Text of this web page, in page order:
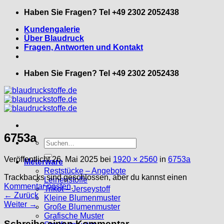
Zum
springen
Haben Sie Fragen? Tel +49 2302 2052438
Kundengalerie
Über Blaudruck
Fragen, Antworten und Kontakt
Haben Sie Fragen? Tel +49 2302 2052438
Suche
nach:
Meterware
Reststücke – Angebote
Leinenstoffe
Trikot – Jerseystoff
Kleine Blumenmuster
Große Blumenmuster
Grafische Muster
6753a
Veröffentlicht26. Mai 2025 bei 1920 × 2560 in 6753a
Trackbacks sind geschlossen, aber du kannst einen
Kommentar posten.
← Zurück
Weiter →